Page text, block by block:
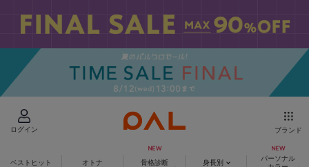
ログイン ブランド
ベストヒット オトナ 骨格診断 身長別
パーソナル